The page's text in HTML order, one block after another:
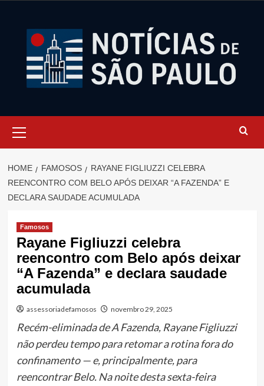
Menu
HOME FAMOSOS
RAYANE FIGLIUZZI CELEBRA
REENCONTRO COM BELO APÓS DEIXAR “A FAZENDA” E
DECLARA SAUDADE ACUMULADA
Famosos
Rayane Figliuzzi celebra
reencontro com Belo após deixar
“A Fazenda” e declara saudade
acumulada
assessoriadefamosos novembro 29, 2025
Recém-eliminada de A Fazenda, Rayane Figliuzzi
não perdeu tempo para retomar a rotina fora do
confinamento — e, principalmente, para
reencontrar Belo. Na noite desta sexta-feira